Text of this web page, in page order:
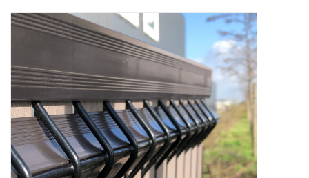
Documenten
Kaart
Contact